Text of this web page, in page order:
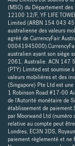
(MSO) du Département
12100 12/F, YF LIFE
Limited (ARBN 154 043
australienne des valeurs
agréé de CurrencyFair
australien ayant son siège
2061, Australie. ACN 147
(PTY) Limited est soumise
valeurs mobilières et des
(Singapore) Pte Ltd est
1 Robinson Road #17-00
de l'Autorité monétaire de
établissement de
par Moorwand Ltd (numéro
relative au compte peut
Londres, EC3N 3DS,
paiement réglementé et ne